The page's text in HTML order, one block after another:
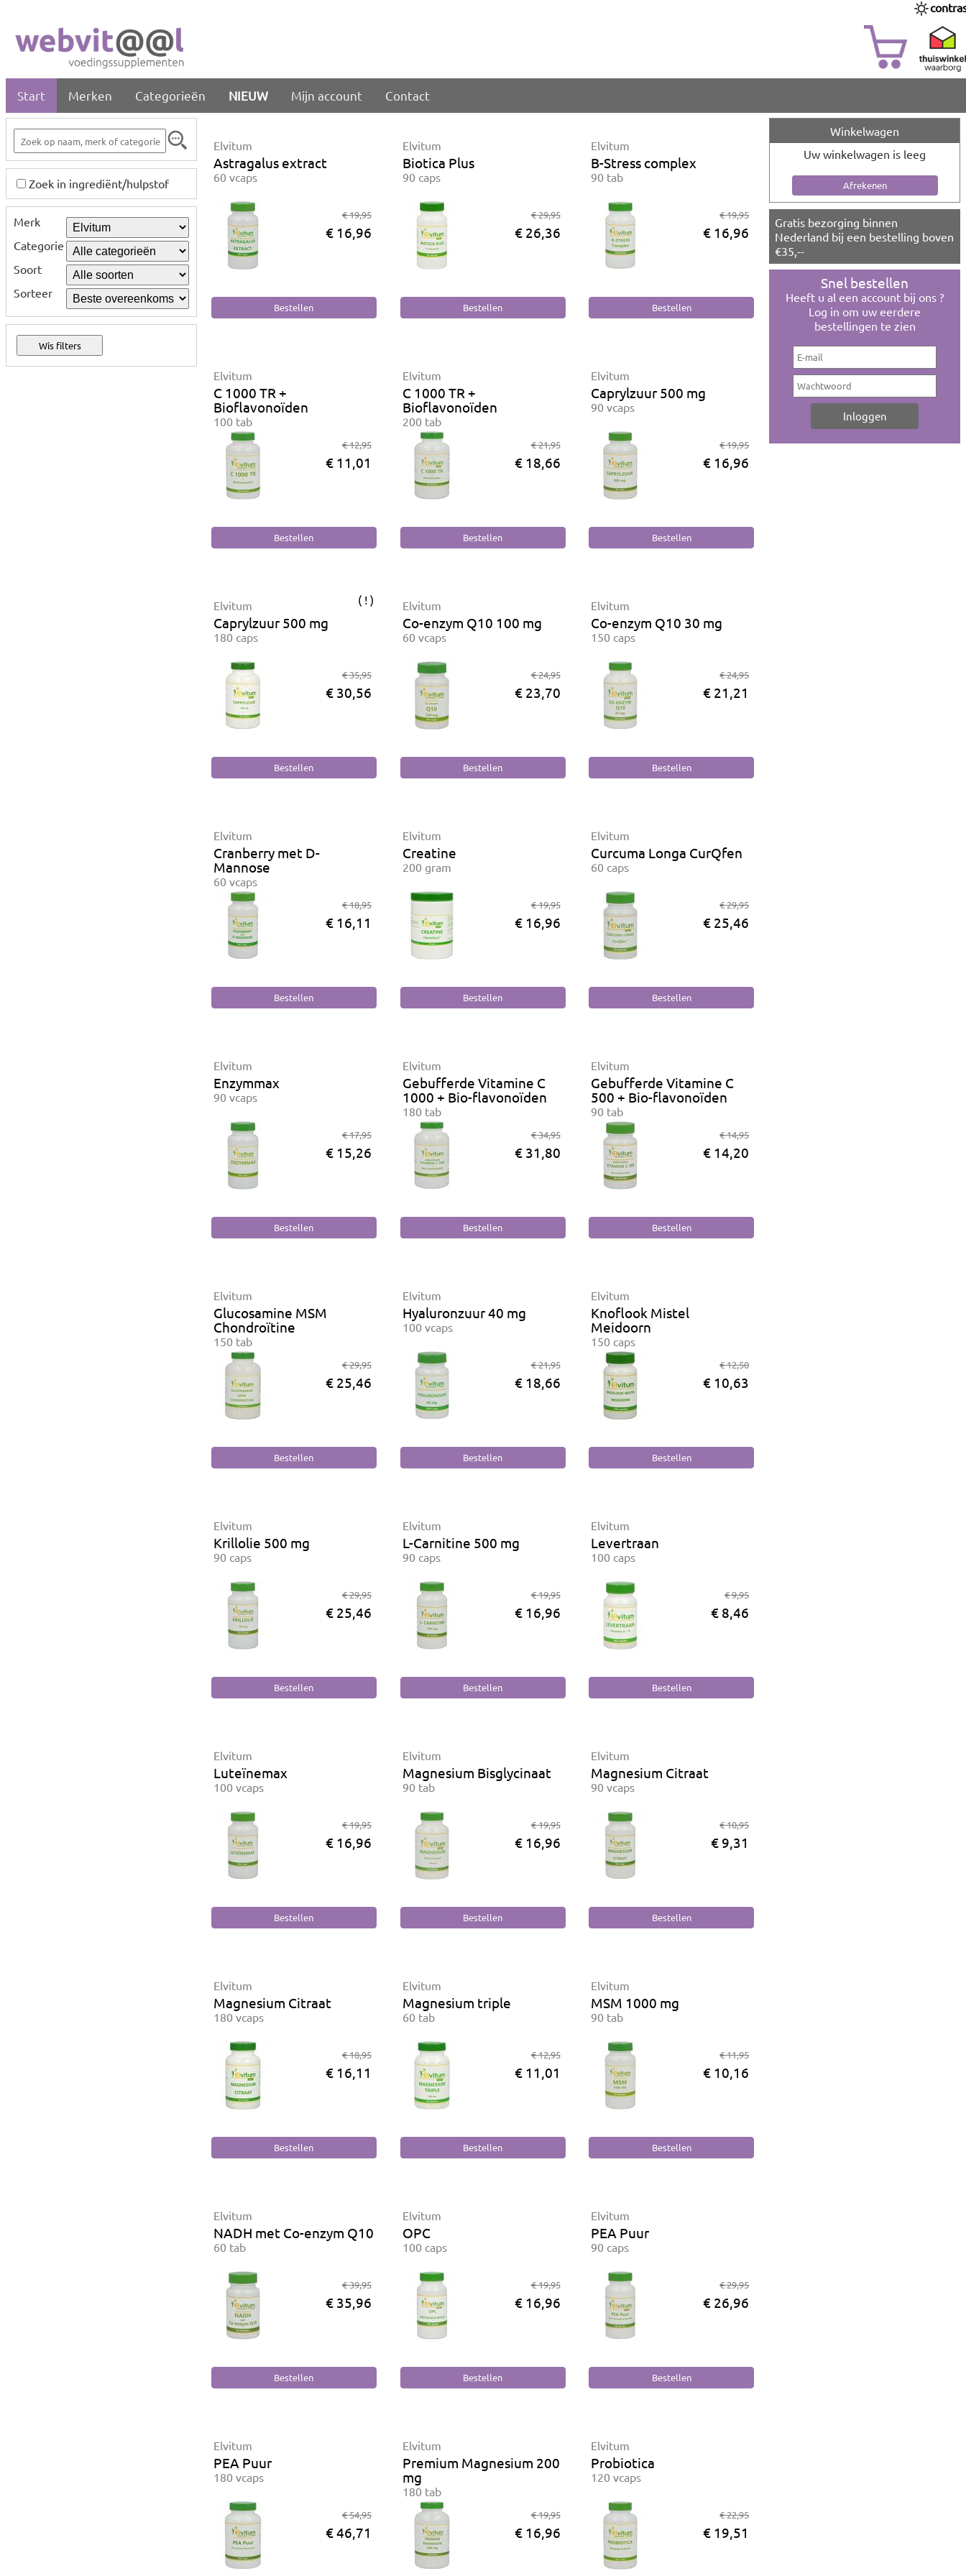
Start Merken Categorieën NIEUW Mijn account Contact
Zoek in ingrediënt/hulpstof
Merk
Categorie
Soort
Sorteer
Elvitum
Astragalus extract
60 vcaps
€ 19,95
€ 16,96
Elvitum
Biotica Plus
90 caps
€ 29,95
€ 26,36
Elvitum
B-Stress complex
90 tab
€ 19,95
€ 16,96
Elvitum
C 1000 TR +
Bioflavonoïden
100 tab
€ 12,95
€ 11,01
Elvitum
C 1000 TR +
Bioflavonoïden
200 tab
€ 21,95
€ 18,66
Elvitum
Caprylzuur 500 mg
90 vcaps
€ 19,95
€ 16,96
Elvitum ( ! )
Caprylzuur 500 mg
180 caps
€ 35,95
€ 30,56
Elvitum
Co-enzym Q10 100 mg
60 vcaps
€ 24,95
€ 23,70
Elvitum
Co-enzym Q10 30 mg
150 caps
€ 24,95
€ 21,21
Elvitum
Cranberry met D-
Mannose
60 vcaps
€ 18,95
€ 16,11
Elvitum
Creatine
200 gram
€ 19,95
€ 16,96
Elvitum
Curcuma Longa CurQfen
60 caps
€ 29,95
€ 25,46
Elvitum
Enzymmax
90 vcaps
€ 17,95
€ 15,26
Elvitum
Gebufferde Vitamine C
1000 + Bio-flavonoïden
180 tab
€ 34,95
€ 31,80
Elvitum
Gebufferde Vitamine C
500 + Bio-flavonoïden
90 tab
€ 14,95
€ 14,20
Elvitum
Glucosamine MSM
Chondroïtine
150 tab
€ 29,95
€ 25,46
Elvitum
Hyaluronzuur 40 mg
100 vcaps
€ 21,95
€ 18,66
Elvitum
Knoflook Mistel
Meidoorn
150 caps
€ 12,50
€ 10,63
Elvitum
Krillolie 500 mg
90 caps
€ 29,95
€ 25,46
Elvitum
L-Carnitine 500 mg
90 caps
€ 19,95
€ 16,96
Elvitum
Levertraan
100 caps
€ 9,95
€ 8,46
Elvitum
Luteïnemax
100 vcaps
€ 19,95
€ 16,96
Elvitum
Magnesium Bisglycinaat
90 tab
€ 19,95
€ 16,96
Elvitum
Magnesium Citraat
90 vcaps
€ 10,95
€ 9,31
Elvitum
Magnesium Citraat
180 vcaps
€ 18,95
€ 16,11
Elvitum
Magnesium triple
60 tab
€ 12,95
€ 11,01
Elvitum
MSM 1000 mg
90 tab
€ 11,95
€ 10,16
Elvitum
NADH met Co-enzym Q10
60 tab
€ 39,95
€ 35,96
Elvitum
OPC
100 caps
€ 19,95
€ 16,96
Elvitum
PEA Puur
90 caps
€ 29,95
€ 26,96
Elvitum
PEA Puur
180 vcaps
€ 54,95
€ 46,71
Elvitum
Premium Magnesium 200
mg
180 tab
€ 19,95
€ 16,96
Elvitum
Probiotica
120 vcaps
€ 22,95
€ 19,51
Winkelwagen
Uw winkelwagen is leeg
Gratis bezorging binnen
Nederland bij een bestelling boven
€35,--
Snel bestellen
Heeft u al een account bij ons ?
Log in om uw eerdere
bestellingen te zien